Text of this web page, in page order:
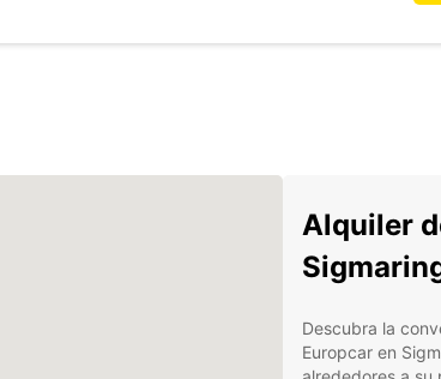
Alquiler
Descubra la
Europcar en